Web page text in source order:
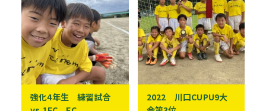
強化4年生 練習試合
2022 川口CUPU9大